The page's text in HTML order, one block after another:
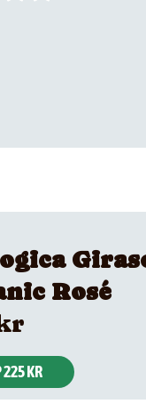
Rosé
225 KR